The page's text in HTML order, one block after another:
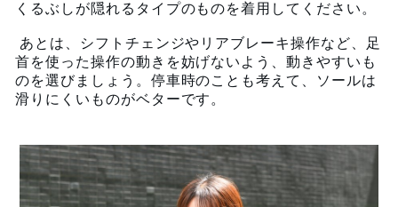
くるぶしが隠れるタイプのものを着用してください。
あとは、シフトチェンジやリアブレーキ操作など、足
首を使った操作の動きを妨げないよう、動きやすいも
のを選びましょう。停車時のことも考えて、ソールは
滑りにくいものがベターです。